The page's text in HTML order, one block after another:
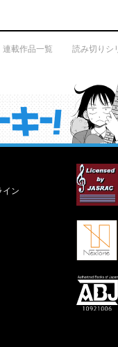
連載作品一覧 読み切りシ
ンプルーキー！
イン